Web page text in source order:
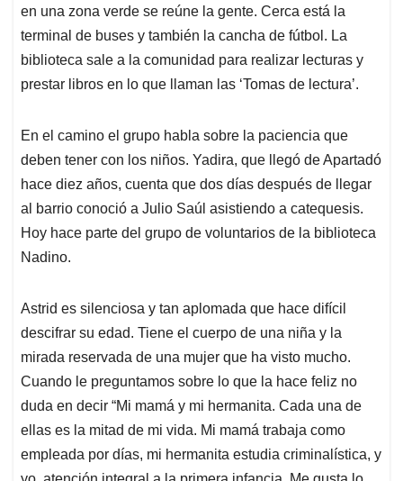
p
p
o
k
I
n
s
en una zona verde se reúne la gente. Cerca está la
terminal de buses y también la cancha de fútbol. La
biblioteca sale a la comunidad para realizar lecturas y
prestar libros en lo que llaman las ‘Tomas de lectura’.
En el camino el grupo habla sobre la paciencia que
deben tener con los niños. Yadira, que llegó de Apartadó
hace diez años, cuenta que dos días después de llegar
al barrio conoció a Julio Saúl asistiendo a catequesis.
Hoy hace parte del grupo de voluntarios de la biblioteca
Nadino.
Astrid es silenciosa y tan aplomada que hace difícil
descifrar su edad. Tiene el cuerpo de una niña y la
mirada reservada de una mujer que ha visto mucho.
Cuando le preguntamos sobre lo que la hace feliz no
duda en decir “Mi mamá y mi hermanita. Cada una de
ellas es la mitad de mi vida. Mi mamá trabaja como
empleada por días, mi hermanita estudia criminalística, y